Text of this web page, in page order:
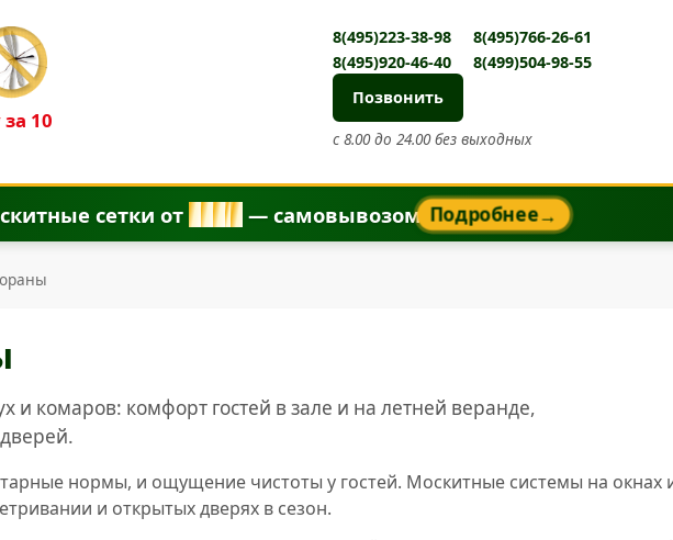
10
8(495)223-38-98
8(495)766-26-61
8(495)920-46-40
8(499)504-98-55
Позвонить
с 8.00 до 24.00 без выходных
сетки от 8 50 ₽ — самовывозом Подробнее→
и комаров: комфорт гостей в зале и на летней веранде,
нормы, и ощущение чистоты у гостей. Москитные системы на окнах
и открытых дверях в сезон.